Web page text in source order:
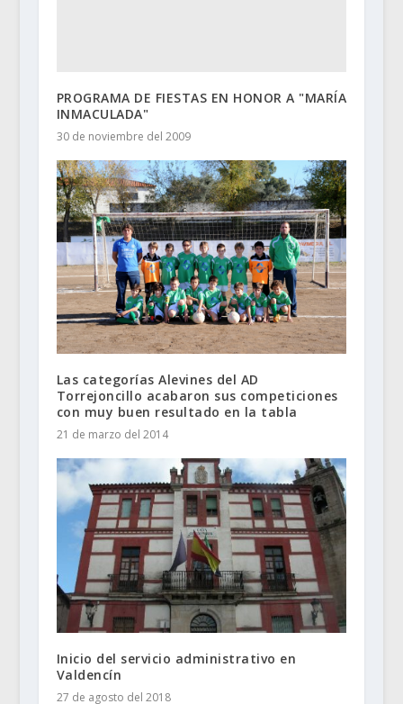
PROGRAMA DE FIESTAS EN HONOR A "MARÍA
INMACULADA"
30 de noviembre del 2009
Las categorías Alevines del AD
Torrejoncillo acabaron sus competiciones
con muy buen resultado en la tabla
21 de marzo del 2014
Inicio del servicio administrativo en
Valdencín
27 de agosto del 2018